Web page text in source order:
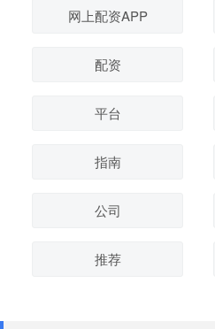
网上配资APP
配资
平台
指南
公司
推荐